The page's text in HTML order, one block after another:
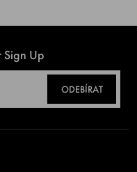
Sign Up
ODEBÍRAT